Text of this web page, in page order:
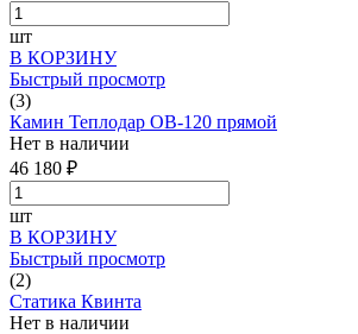
шт
В КОРЗИНУ
Быстрый просмотр
(3)
Камин Теплодар ОВ-120 прямой
Нет в наличии
46 180 ₽
шт
В КОРЗИНУ
Быстрый просмотр
(2)
Статика Квинта
Нет в наличии